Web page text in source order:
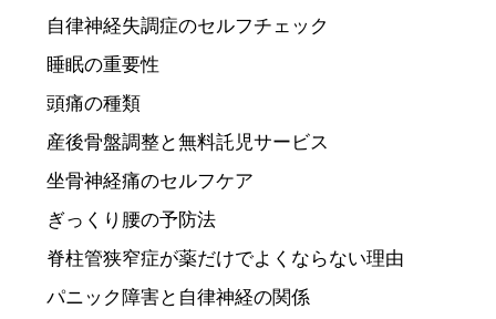
自律神経失調症のセルフチェック
睡眠の重要性
頭痛の種類
産後骨盤調整と無料託児サービス
坐骨神経痛のセルフケア
ぎっくり腰の予防法
脊柱管狭窄症が薬だけでよくならない理由
パニック障害と自律神経の関係